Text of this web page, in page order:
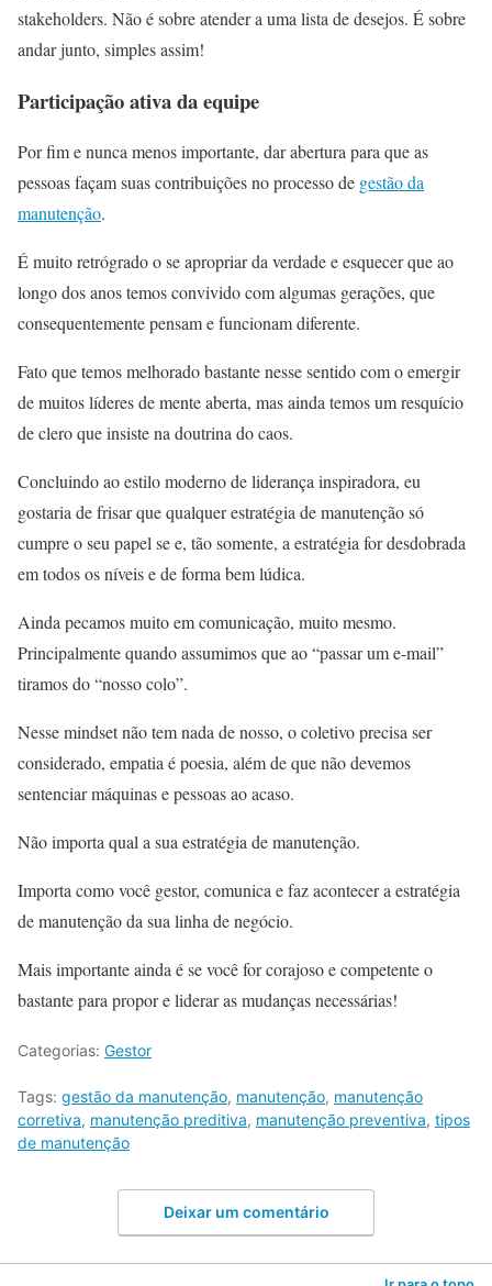
stakeholders. Não é sobre atender a uma lista de desejos. É sobre
andar junto, simples assim!
Participação ativa da equipe
Por fim e nunca menos importante, dar abertura para que as
pessoas façam suas contribuições no processo de gestão da
manutenção.
É muito retrógrado o se apropriar da verdade e esquecer que ao
longo dos anos temos convivido com algumas gerações, que
consequentemente pensam e funcionam diferente.
Fato que temos melhorado bastante nesse sentido com o emergir
de muitos líderes de mente aberta, mas ainda temos um resquício
de clero que insiste na doutrina do caos.
Concluindo ao estilo moderno de liderança inspiradora, eu
gostaria de frisar que qualquer estratégia de manutenção só
cumpre o seu papel se e, tão somente, a estratégia for desdobrada
em todos os níveis e de forma bem lúdica.
Ainda pecamos muito em comunicação, muito mesmo.
Principalmente quando assumimos que ao “passar um e-mail”
tiramos do “nosso colo”.
Nesse mindset não tem nada de nosso, o coletivo precisa ser
considerado, empatia é poesia, além de que não devemos
sentenciar máquinas e pessoas ao acaso.
Não importa qual a sua estratégia de manutenção.
Importa como você gestor, comunica e faz acontecer a estratégia
de manutenção da sua linha de negócio.
Mais importante ainda é se você for corajoso e competente o
bastante para propor e liderar as mudanças necessárias!
Categorias: Gestor
Tags: gestão da manutenção, manutenção, manutenção
corretiva, manutenção preditiva, manutenção preventiva, tipos
de manutenção
Deixar um comentário